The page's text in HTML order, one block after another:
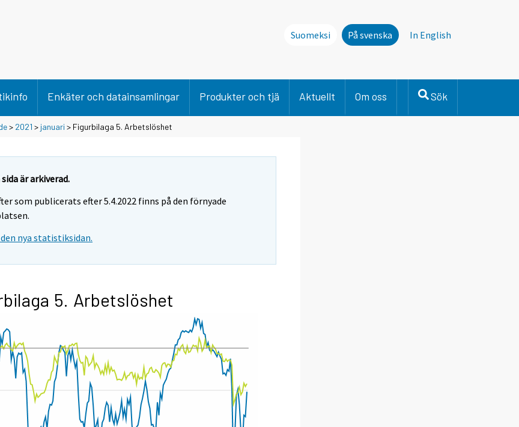
Suomeksi På svenska In English
Enkäter och datainsamlingar Produkter och tjä Aktuellt Om oss Sök
> 2021 > januari > Figurbilaga 5. Arbetslöshet
är arkiverad.
som publicerats efter 5.4.2022 finns på den förnyade
nya statistiksidan.
5. Arbetslöshet